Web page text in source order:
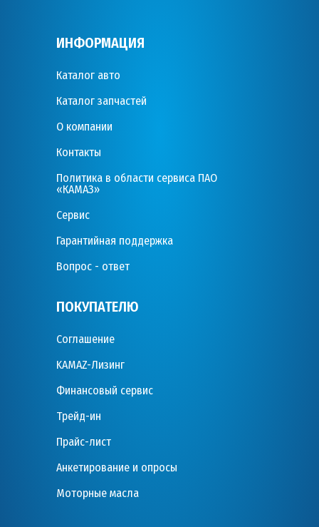
ИНФОРМАЦИЯ
Каталог авто
Каталог запчастей
О компании
Контакты
Политика в области сервиса ПАО
«КАМАЗ»
Сервис
Гарантийная поддержка
Вопрос - ответ
ПОКУПАТЕЛЮ
Соглашение
KAMAZ-Лизинг
Финансовый сервис
Трейд-ин
Прайс-лист
Анкетирование и опросы
Моторные масла